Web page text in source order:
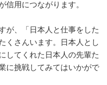
信用につながります。
が、「日本人と仕事をした
くさんいます。日本人とし
してくれた日本人の先輩た
に挑戦してみてはいかがで